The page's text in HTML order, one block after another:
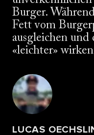
Burger.
Fett vom
ausgleichen
«leichter» wirken
LUCAS